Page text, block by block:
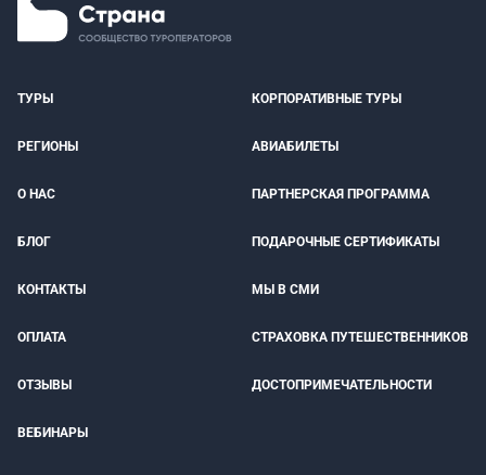
ТУРЫ КОРПОРАТИВНЫЕ ТУРЫ
РЕГИОНЫ АВИАБИЛЕТЫ
О НАС ПАРТНЕРСКАЯ ПРОГРАММА
БЛОГ ПОДАРОЧНЫЕ СЕРТИФИКАТЫ
КОНТАКТЫ МЫ В СМИ
ОПЛАТА СТРАХОВКА ПУТЕШЕСТВЕННИКОВ
ОТЗЫВЫ ДОСТОПРИМЕЧАТЕЛЬНОСТИ
ВЕБИНАРЫ